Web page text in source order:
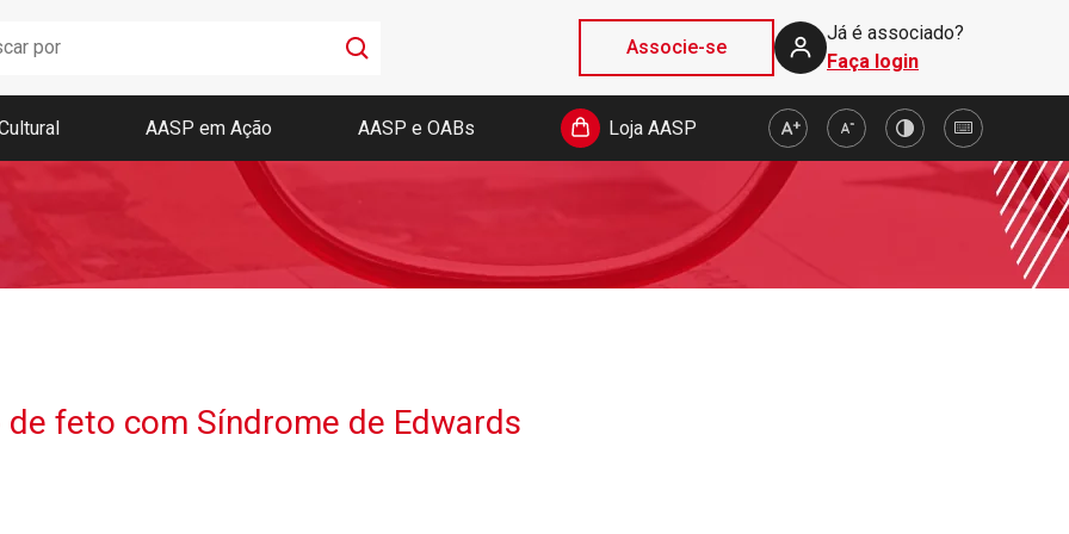
Associe-se
Já é associado?
Faça login
Boletim AASP
Coleção de Códigos de Bolso
Revista da AASP
AASP em Ação AASP e OABs Loja AASP
feto com Síndrome de Edwards